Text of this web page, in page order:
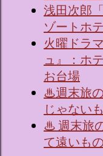
浅田次郎
ゾートホ
火曜ドラ
ュ』：ホ
お台場
♨週末旅
じゃない
♨ 週末旅
て遠いも